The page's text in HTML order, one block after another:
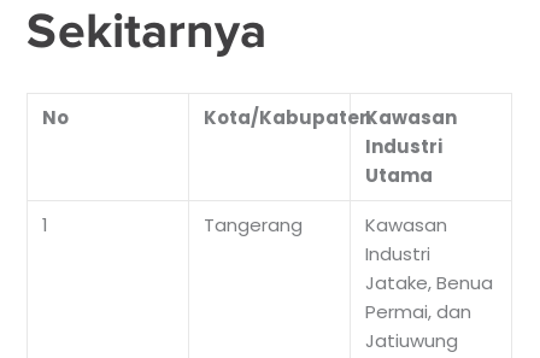
Sekitarnya
No Kota/KabupatenKawasan
Industri
Utama
1
Tangerang
Kawasan
Industri
Jatake, Benua
Permai, dan
Jatiuwung